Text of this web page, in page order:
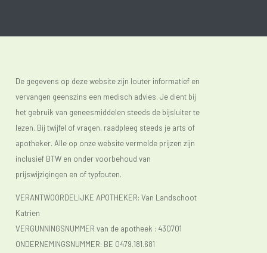
De gegevens op deze website zijn louter informatief en
vervangen geenszins een medisch advies. Je dient bij
het gebruik van geneesmiddelen steeds de bijsluiter te
lezen. Bij twijfel of vragen, raadpleeg steeds je arts of
apotheker. Alle op onze website vermelde prijzen zijn
inclusief BTW en onder voorbehoud van
prijswijzigingen en of typfouten.
VERANTWOORDELIJKE APOTHEKER: Van Landschoot
Katrien
VERGUNNINGSNUMMER van de apotheek : 430701
ONDERNEMINGSNUMMER: BE 0479.181.681